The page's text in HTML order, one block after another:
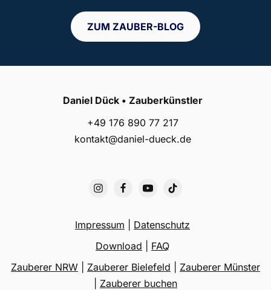
ZUM ZAUBER-BLOG
Daniel Dück • Zauberkünstler
+49 176 890 77 217
kontakt@daniel-dueck.de
Impressum
Datenschutz
Download
FAQ
Zauberer NRW
Zauberer Bielefeld
Zauberer Münster
Zauberer buchen